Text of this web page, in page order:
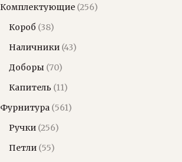
Комплектующие (256)
Короб (38)
Наличники (43)
Доборы (70)
Капитель (11)
Фурнитура (561)
Ручки (256)
Петли (55)